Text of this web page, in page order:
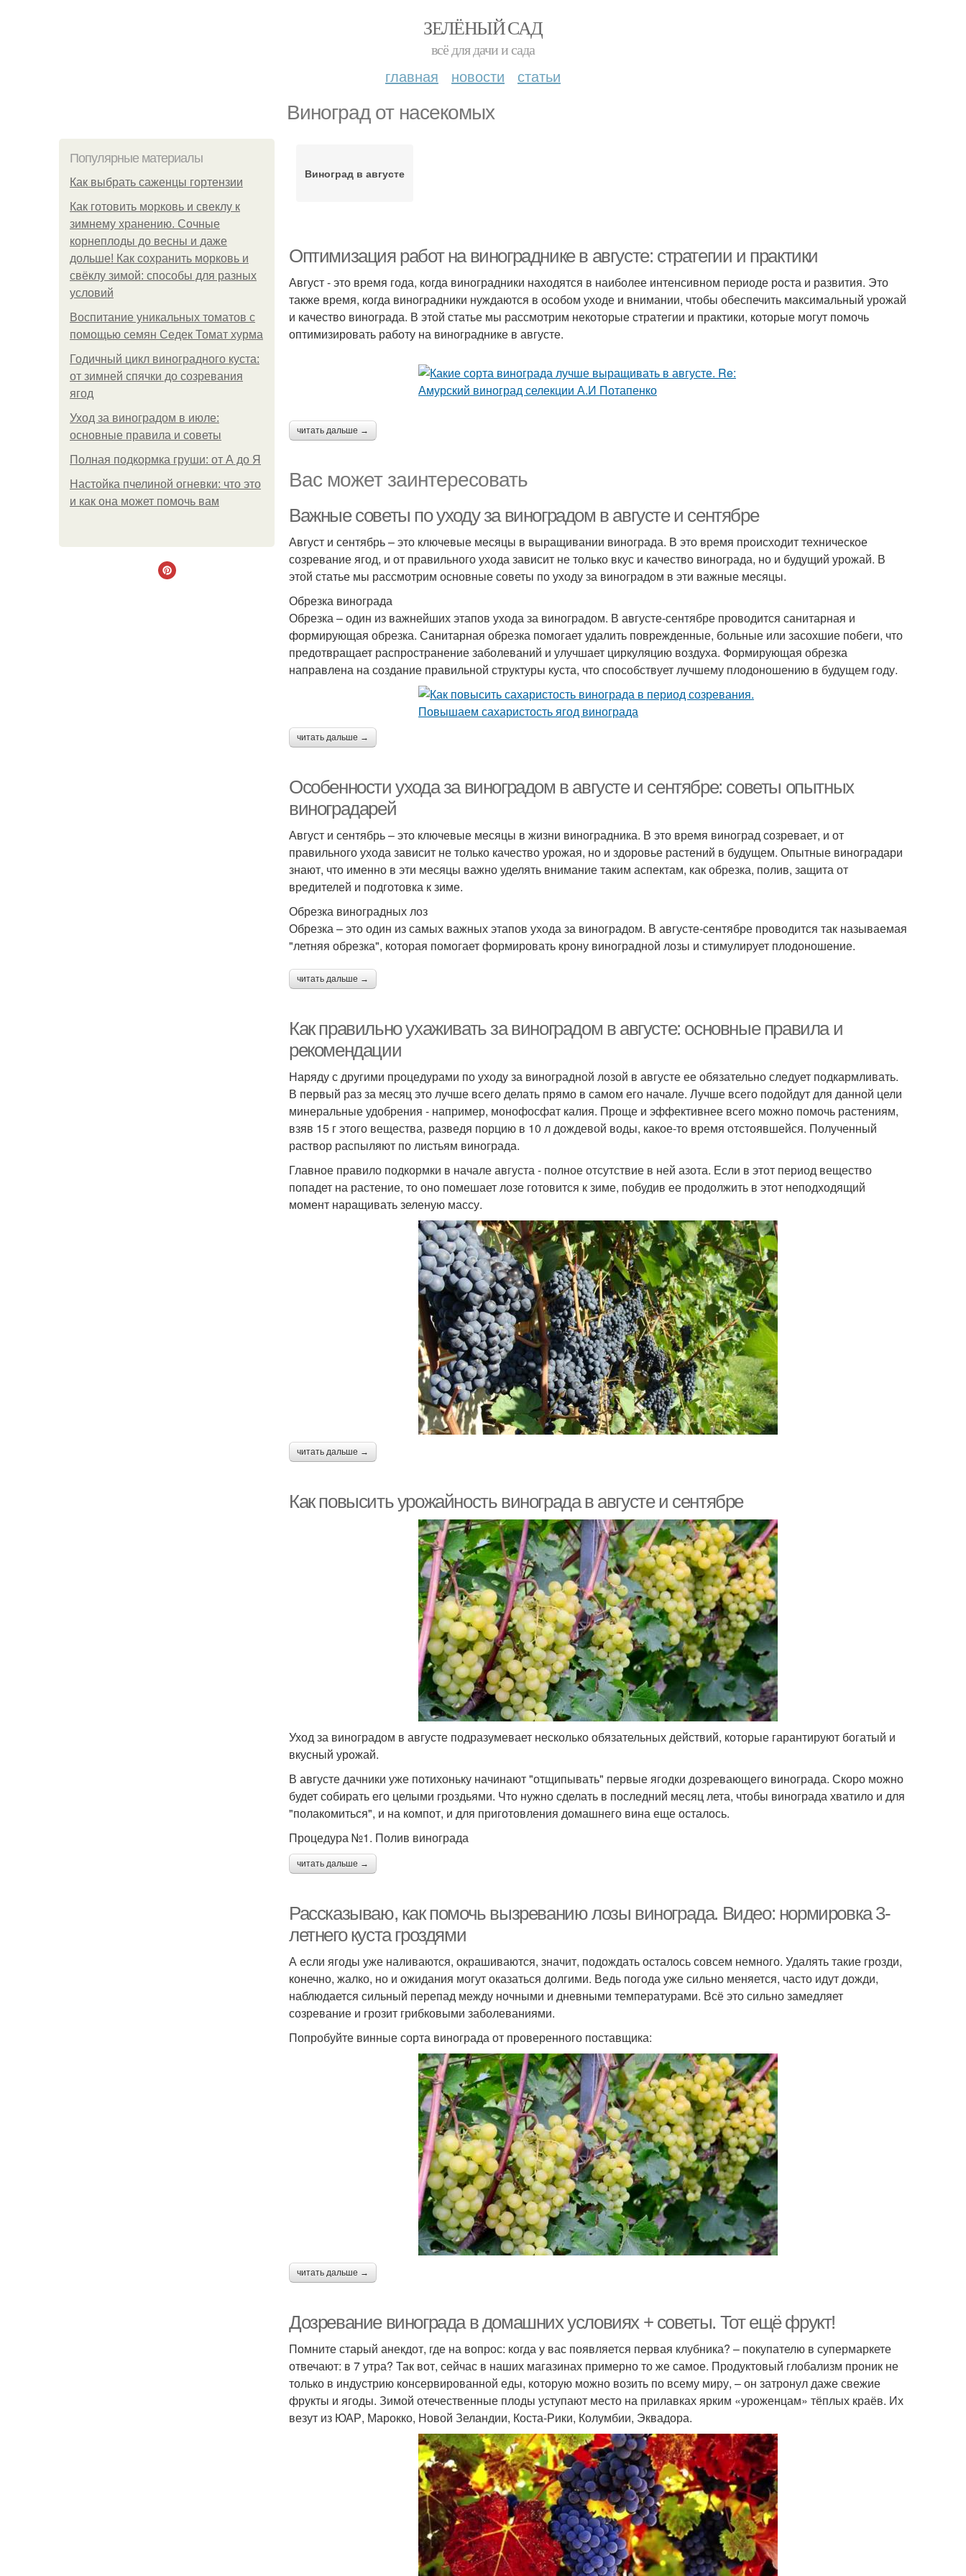
ЗЕЛЁНЫЙ САД
всё для дачи и сада
главная новости статьи
Виноград от насекомых
Популярные материалы
Как выбрать саженцы гортензии
Как готовить морковь и свеклу к
зимнему хранению. Сочные
корнеплоды до весны и даже
дольше! Как сохранить морковь и
свёклу зимой: способы для разных
условий
Воспитание уникальных томатов с
помощью семян Седек Томат хурма
Годичный цикл виноградного куста:
от зимней спячки до созревания
ягод
Уход за виноградом в июле:
основные правила и советы
Полная подкормка груши: от А до Я
Настойка пчелиной огневки: что это
и как она может помочь вам
Виноград в августе
Оптимизация работ на винограднике в августе: стратегии и практики
Август - это время года, когда виноградники находятся в наиболее интенсивном периоде роста и развития. Это
также время, когда виноградники нуждаются в особом уходе и внимании, чтобы обеспечить максимальный урожай
и качество винограда. В этой статье мы рассмотрим некоторые стратегии и практики, которые могут помочь
оптимизировать работу на винограднике в августе.
читать дальше →
Вас может заинтересовать
Важные советы по уходу за виноградом в августе и сентябре
Август и сентябрь – это ключевые месяцы в выращивании винограда. В это время происходит техническое
созревание ягод, и от правильного ухода зависит не только вкус и качество винограда, но и будущий урожай. В
этой статье мы рассмотрим основные советы по уходу за виноградом в эти важные месяцы.
Обрезка винограда
Обрезка – один из важнейших этапов ухода за виноградом. В августе-сентябре проводится санитарная и
формирующая обрезка. Санитарная обрезка помогает удалить поврежденные, больные или засохшие побеги, что
предотвращает распространение заболеваний и улучшает циркуляцию воздуха. Формирующая обрезка
направлена на создание правильной структуры куста, что способствует лучшему плодоношению в будущем году.
читать дальше →
Особенности ухода за виноградом в августе и сентябре: советы опытных
виноградарей
Август и сентябрь – это ключевые месяцы в жизни виноградника. В это время виноград созревает, и от
правильного ухода зависит не только качество урожая, но и здоровье растений в будущем. Опытные виноградари
знают, что именно в эти месяцы важно уделять внимание таким аспектам, как обрезка, полив, защита от
вредителей и подготовка к зиме.
Обрезка виноградных лоз
Обрезка – это один из самых важных этапов ухода за виноградом. В августе-сентябре проводится так называемая
"летняя обрезка", которая помогает формировать крону виноградной лозы и стимулирует плодоношение.
читать дальше →
Как правильно ухаживать за виноградом в августе: основные правила и
рекомендации
Наряду с другими процедурами по уходу за виноградной лозой в августе ее обязательно следует подкармливать.
В первый раз за месяц это лучше всего делать прямо в самом его начале. Лучше всего подойдут для данной цели
минеральные удобрения - например, монофосфат калия. Проще и эффективнее всего можно помочь растениям,
взяв 15 г этого вещества, разведя порцию в 10 л дождевой воды, какое-то время отстоявшейся. Полученный
раствор распыляют по листьям винограда.
Главное правило подкормки в начале августа - полное отсутствие в ней азота. Если в этот период вещество
попадет на растение, то оно помешает лозе готовится к зиме, побудив ее продолжить в этот неподходящий
момент наращивать зеленую массу.
читать дальше →
Как повысить урожайность винограда в августе и сентябре
Уход за виноградом в августе подразумевает несколько обязательных действий, которые гарантируют богатый и
вкусный урожай.
В августе дачники уже потихоньку начинают "отщипывать" первые ягодки дозревающего винограда. Скоро можно
будет собирать его целыми гроздьями. Что нужно сделать в последний месяц лета, чтобы винограда хватило и для
"полакомиться", и на компот, и для приготовления домашнего вина еще осталось.
Процедура №1. Полив винограда
читать дальше →
Рассказываю, как помочь вызреванию лозы винограда. Видео: нормировка 3-
летнего куста гроздями
А если ягоды уже наливаются, окрашиваются, значит, подождать осталось совсем немного. Удалять такие грозди,
конечно, жалко, но и ожидания могут оказаться долгими. Ведь погода уже сильно меняется, часто идут дожди,
наблюдается сильный перепад между ночными и дневными температурами. Всё это сильно замедляет
созревание и грозит грибковыми заболеваниями.
Попробуйте винные сорта винограда от проверенного поставщика:
читать дальше →
Дозревание винограда в домашних условиях + советы. Тот ещё фрукт!
Помните старый анекдот, где на вопрос: когда у вас появляется первая клубника? – покупателю в супермаркете
отвечают: в 7 утра? Так вот, сейчас в наших магазинах примерно то же самое. Продуктовый глобализм проник не
только в индустрию консервированной еды, которую можно возить по всему миру, – он затронул даже свежие
фрукты и ягоды. Зимой отечественные плоды уступают место на прилавках ярким «уроженцам» тёплых краёв. Их
везут из ЮАР, Марокко, Новой Зеландии, Коста-Рики, Колумбии, Эквадора.